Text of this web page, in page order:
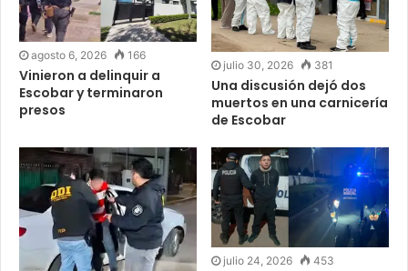
agosto 6, 2026 166
Vinieron a delinquir a
Escobar y terminaron
presos
julio 30, 2026 381
Una discusión dejó dos
muertos en una carnicería
de Escobar
julio 24, 2026 453